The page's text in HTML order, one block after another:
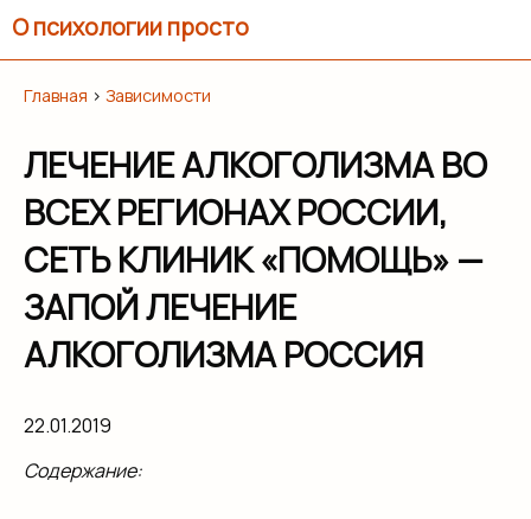
О психологии просто
Главная › Зависимости
ЛЕЧЕНИЕ АЛКОГОЛИЗМА ВО
ВСЕХ РЕГИОНАХ РОССИИ,
СЕТЬ КЛИНИК «ПОМОЩЬ» —
ЗАПОЙ ЛЕЧЕНИЕ
АЛКОГОЛИЗМА РОССИЯ
22.01.2019
Содержание: